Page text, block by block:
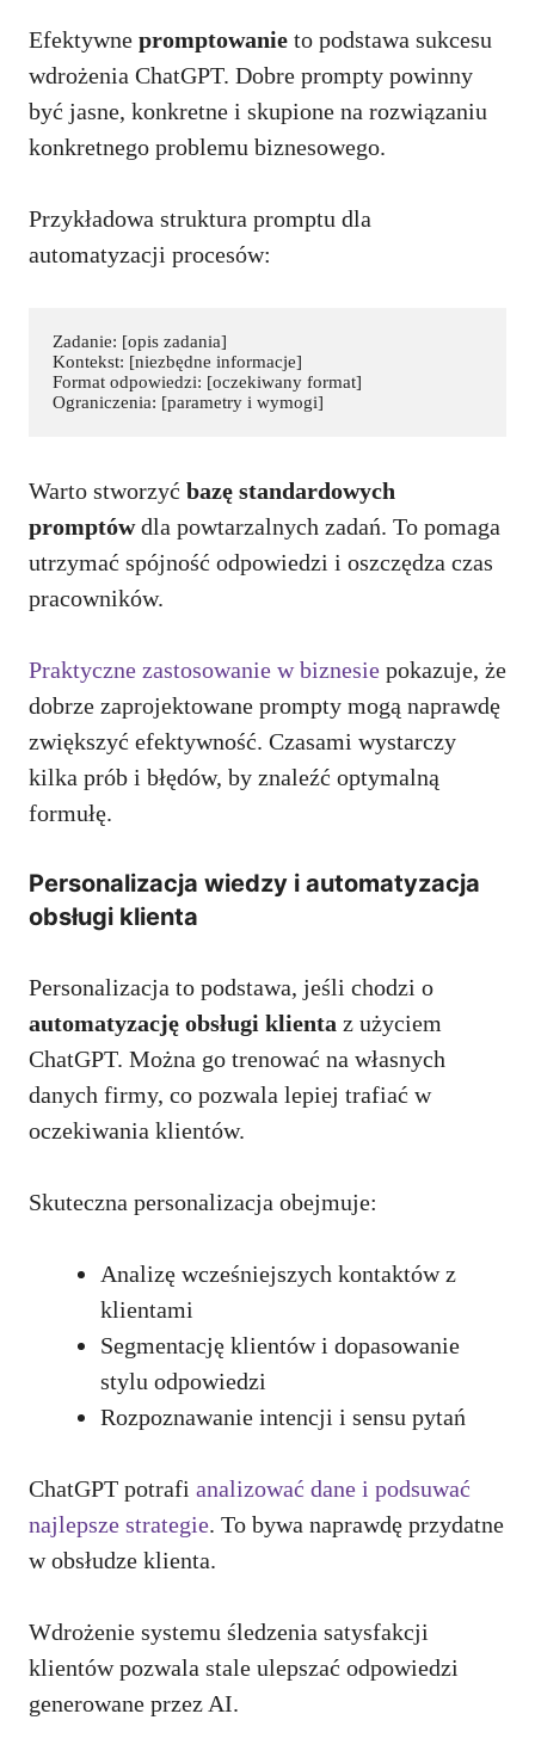
Efektywne promptowanie to podstawa sukcesu
wdrożenia ChatGPT. Dobre prompty powinny
być jasne, konkretne i skupione na rozwiązaniu
konkretnego problemu biznesowego.
Przykładowa struktura promptu dla
automatyzacji procesów:
Zadanie: [opis zadania]
Kontekst: [niezbędne informacje]
Format odpowiedzi: [oczekiwany format]
Warto stworzyć bazę standardowych
promptówdla powtarzalnych zadań. To pomaga
utrzymać spójność odpowiedzi i oszczędza czas
pracowników.
Praktyczne zastosowanie w biznesie pokazuje, że
dobrze zaprojektowane prompty mogą naprawdę
zwiększyć efektywność. Czasami wystarczy
kilka prób i błędów, by znaleźć optymalną
formułę.
Personalizacja wiedzy i automatyzacja
obsługi klienta
Personalizacja to podstawa, jeśli chodzi o
automatyzację obsługi klienta z użyciem
ChatGPT. Można go trenować na własnych
danych firmy, co pozwala lepiej trafiać w
oczekiwania klientów.
Skuteczna personalizacja obejmuje:
Analizę wcześniejszych kontaktów z
klientami
Segmentację klientów i dopasowanie
stylu odpowiedzi
Rozpoznawanie intencji i sensu pytań
ChatGPT potrafi analizować dane i podsuwać
najlepsze strategie. To bywa naprawdę przydatne
w obsłudze klienta.
Wdrożenie systemu śledzenia satysfakcji
klientów pozwala stale ulepszać odpowiedzi
generowane przez AI.